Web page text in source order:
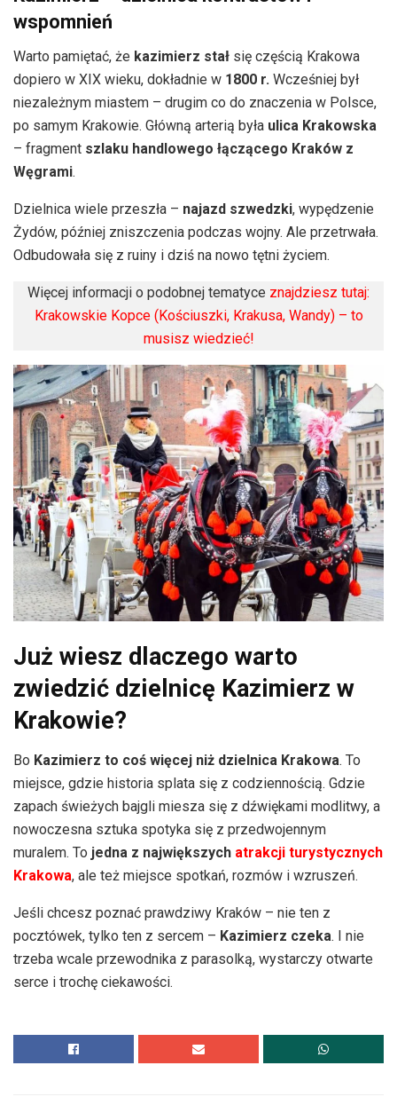
wspomnień
Warto pamiętać, że kazimierz stał się częścią Krakowa
dopiero w XIX wieku, dokładnie w 1800 r. Wcześniej był
niezależnym miastem – drugim co do znaczenia w Polsce,
po samym Krakowie. Główną arterią była ulica Krakowska
– fragment szlaku handlowego łączącego Kraków z
Węgrami.
Dzielnica wiele przeszła – najazd szwedzki, wypędzenie
Żydów, później zniszczenia podczas wojny. Ale przetrwała.
Odbudowała się z ruiny i dziś na nowo tętni życiem.
Więcej informacji o podobnej tematyce znajdziesz tutaj:
Krakowskie Kopce (Kościuszki, Krakusa, Wandy) – to
musisz wiedzieć!
Już wiesz dlaczego warto
zwiedzić dzielnicę Kazimierz w
Krakowie?
Bo Kazimierz to coś więcej niż dzielnica Krakowa. To
miejsce, gdzie historia splata się z codziennością. Gdzie
zapach świeżych bajgli miesza się z dźwiękami modlitwy, a
nowoczesna sztuka spotyka się z przedwojennym
muralem. To jedna z największych atrakcji turystycznych
Krakowa, ale też miejsce spotkań, rozmów i wzruszeń.
Jeśli chcesz poznać prawdziwy Kraków – nie ten z
pocztówek, tylko ten z sercem – Kazimierz czeka. I nie
trzeba wcale przewodnika z parasolką, wystarczy otwarte
serce i trochę ciekawości.